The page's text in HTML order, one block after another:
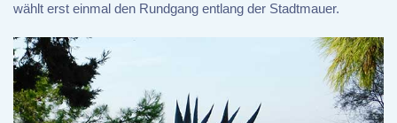
wählt erst einmal den Rundgang entlang der Stadtmauer.